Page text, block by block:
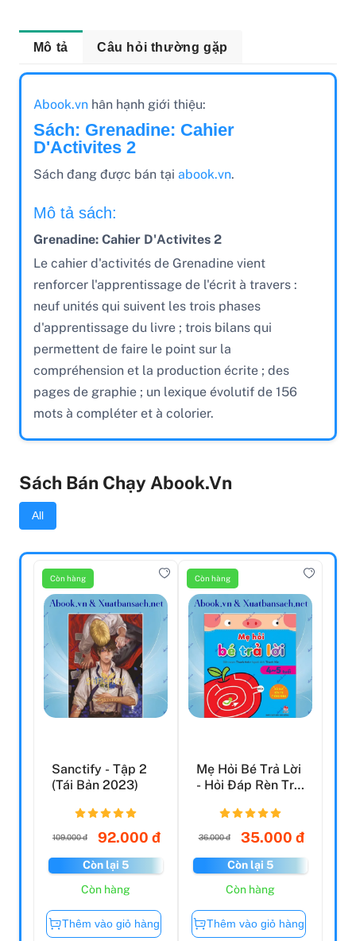
Mô tả Câu hỏi thường gặp
Abook.vnhân hạnh giới thiệu:
Sách: Grenadine: Cahier
D'Activites 2
Sách đang được bán tại abook.vn.
Mô tả sách:
Grenadine: Cahier D'Activites 2
Le cahier d'activités de Grenadine vient
renforcer l'apprentissage de l'écrit à travers :
neuf unités qui suivent les trois phases
d'apprentissage du livre ; trois bilans qui
permettent de faire le point sur la
compréhension et la production écrite ; des
pages de graphie ; un lexique évolutif de 156
mots à compléter et à colorier.
Sách Bán Chạy Abook.vn
All
Còn hàng
Sanctify - Tập 2
(Tái Bản 2023)
109.000 đ 92.000 đ
Còn lại 5
Còn hàng
Thêm vào giỏ hàng
Còn hàng
Mẹ Hỏi Bé Trả Lời
- Hỏi Đáp Rèn Trí
36.000 đ 35.000 đ
Còn lại 5
Còn hàng
Thêm vào giỏ hàng